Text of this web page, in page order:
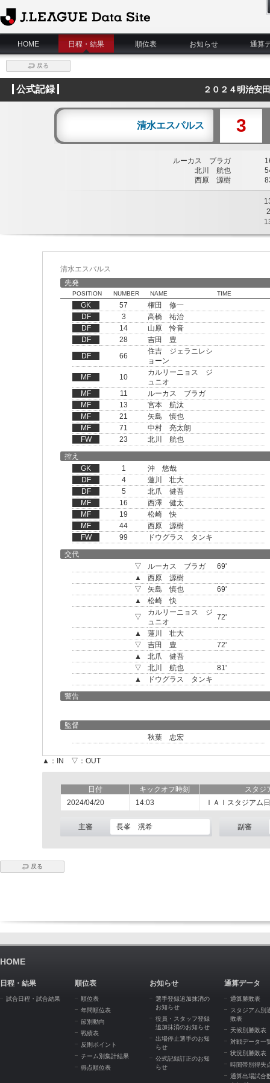
J.League Data Site
HOME
日程・結果 順位表 お知らせ 通算
戻る
公式記録 ２０２４明治安
清水エスパルス 3
ルーカス ブラガ
北川 航也
西原 源樹
2
清水エスパルス
先発
POSITION NUMBER NAME TIME
GK 57
権田 修一
DF
3
高橋 祐治
DF
14
山原 怜音
DF
28
吉田 豊
DF
66
住吉 ジェラニレシ
ョーン
MF
10
カルリーニョス ジ
ュニオ
MF
11
ルーカス ブラガ
MF
13
宮本 航汰
MF
21
矢島 慎也
MF
71
中村 亮太朗
FW
23
北川 航也
控え
GK
1
沖 悠哉
DF
4
蓮川 壮大
DF
5
北爪 健吾
MF
16
西澤 健太
MF
19
松崎 快
MF
44
西原 源樹
FW
99
ドウグラス タンキ
交代
▽
ルーカス ブラガ
69'
▲
西原 源樹
▽
矢島 慎也
69'
▲
松崎 快
▽
カルリーニョス ジ
ュニオ
72'
▲
蓮川 壮大
▽
吉田 豊
72'
▲
北爪 健吾
▽
北川 航也
81'
▲
ドウグラス タンキ
警告
監督
秋葉 忠宏
▲：IN ▽：OUT
日付 キックオフ時刻
スタジ
2024/04/20
14:03 ＩＡＩスタジアム
主審 長峯 滉希 副審
戻る
HOME
日程・結果
試合日程・試合結果
順位表
順位表
年間順位表
節別動向
戦績表
反則ポイント
チーム別集計結果
得点順位表
お知らせ
選手登録追加抹消の
お知らせ
役員・スタッフ登録
追加抹消のお知らせ
出場停止選手のお知
らせ
公式記録訂正のお知
らせ
通算データ
通算勝敗表
スタジアム別
敗表
天候別勝敗表
対戦データ一
状況別勝敗表
時間帯別得失
通算出場試合